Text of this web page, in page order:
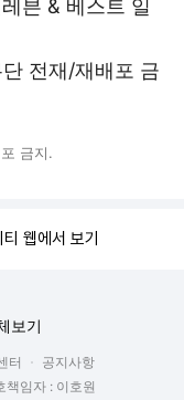
븐 & 베스트 일
전재/재배포 금
금지.
웹에서 보기
보기
터
공지사항
책임자 : 이호원